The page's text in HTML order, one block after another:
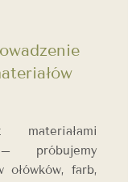
materiałami
próbujemy
ołówków, farb,